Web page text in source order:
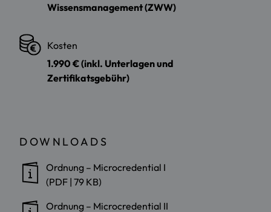
Wissensmanagement (ZWW)
Kosten
1.990 € (inkl. Unterlagen und
Zertifikatsgebühr)
DOWNLOADS
Ordnung – Microcredential I
(PDF | 79 KB)
Ordnung – Microcredential II